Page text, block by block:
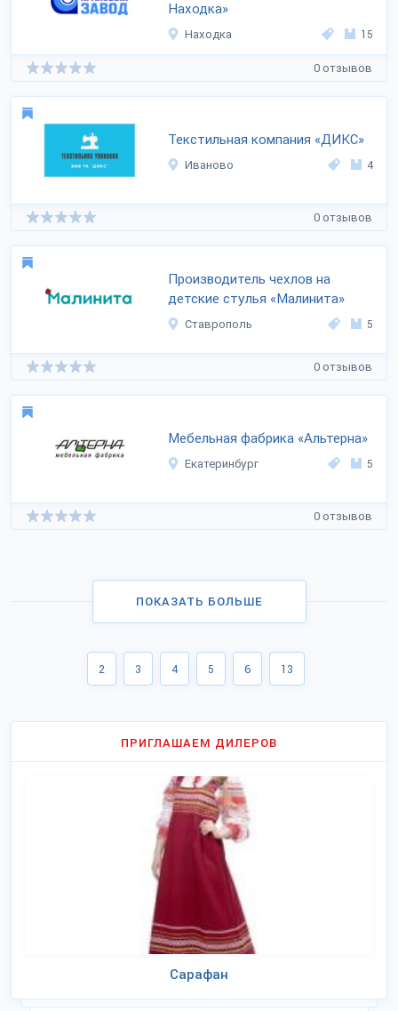
Находка»
Находка 15
0 отзывов
Текстильная компания «ДИКС»
Иваново 4
0 отзывов
Производитель чехлов на
детские стулья «Малинита»
Ставрополь 5
0 отзывов
Мебельная фабрика «Альтерна»
Екатеринбург 5
0 отзывов
ПОКАЗАТЬ БОЛЬШЕ
2 3 4 5 6 13
ПРИГЛАШАЕМ ДИЛЕРОВ
Сарафан